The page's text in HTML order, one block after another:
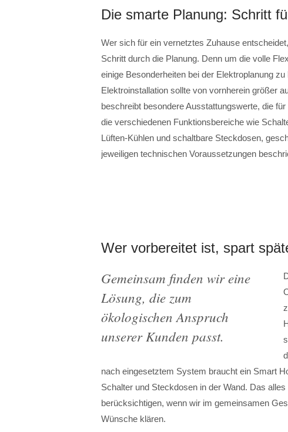
Die smarte Planung: Schritt
Wer sich für ein vernetztes Zuhause
Schritt durch die Planung. Denn um die volle
einige Besonderheiten bei der Elektroplanung
Elektroinstallation sollte von vornherein größer
beschreibt besondere Ausstattungswerte, die
die verschiedenen Funktionsbereiche wie
Lüften-Kühlen und schaltbare Steckdosen,
jeweiligen technischen Voraussetzungen
Wer vorbereitet ist, spart
Gemeinsam finden wir eine
Lösung, die zum
ökologischen Anspruch
unserer Kunden passt.
nach eingesetztem System braucht ein Smart
Schalter und Steckdosen in der Wand. Das
berücksichtigen, wenn wir im gemeinsamen
Wünsche klären.